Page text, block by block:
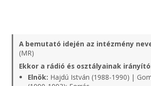
A bemutató idején az intézmény
(MR)
Ekkor a rádió és osztályainak
Elnök: Hajdú István (1988-1990) |